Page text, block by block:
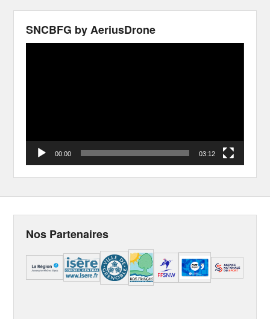
SNCBFG by AeriusDrone
00:00 03:12
Nos Partenaires